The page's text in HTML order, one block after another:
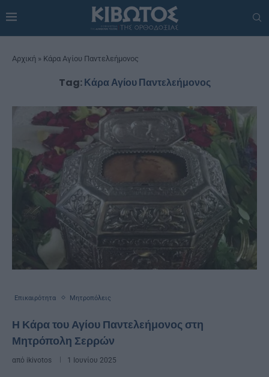
Αρχική » Κάρα Αγίου Παντελεήμονος
Tag:Κάρα Αγίου Παντελεήμονος
Επικαιρότητα Μητροπόλεις
Η Κάρα του Αγίου Παντελεήμονος στη
Μητρόπολη Σερρών
από ikivotos 1 Ιουνίου 2025